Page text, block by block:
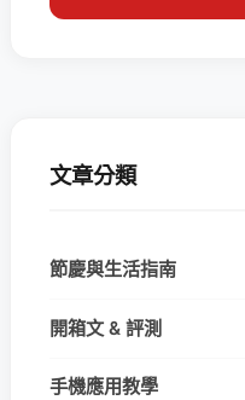
文章分類
節慶與生活指南
開箱文 & 評測
手機應用教學